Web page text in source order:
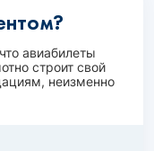
авиабилеты
строит свой
неизменно